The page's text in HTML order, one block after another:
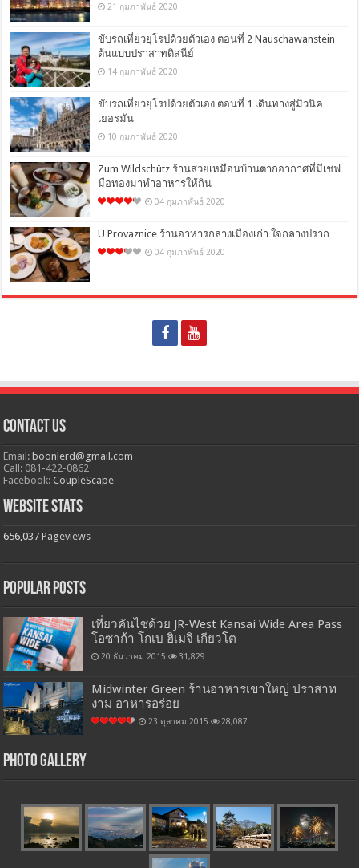
21 กุมภาพันธ์ 2020
ขับรถเที่ยวยุโรปด้วยตัวเอง ตอนที่ 2 Nauschawanstein
ต้นแบบปราสาทดิสนีย์
14 กุมภาพันธ์ 2020
ขับรถเที่ยวยุโรปด้วยตัวเอง ตอนที่ 1 เดินทางสู่มิวนิค
เยอรมัน
10 กุมภาพันธ์ 2020
Zum Wildschütz ร้านสวยเหมือนบ้านตากอากาศที่มีเชฟ
มือทองมาทำอาหารให้กิน
04 กุมภาพันธ์ 2020
U Provaznice ร้านอาหารกลางเมืองเก่า ใจกลางปราก
04 กุมภาพันธ์ 2020
Contact Us
Email:boonlerd@gmail.com
Call: 081-422-0862
Facebook:CoupleScape
Website Stats
656,037 Pageviews
Popular Posts
เที่ยวคันไซด้วย JR-West Kansai Wide Area Pass
โอซาก้า โกเบ ฮิเมจิ เกียวโต
20 ธันวาคม 2015 31,829
Midwinter Green ร้านอาหารเขาใหญ่ ปราสาท
งาม อาหารอร่อย
23 ตุลาคม 2015 28,087
Photo Gallery